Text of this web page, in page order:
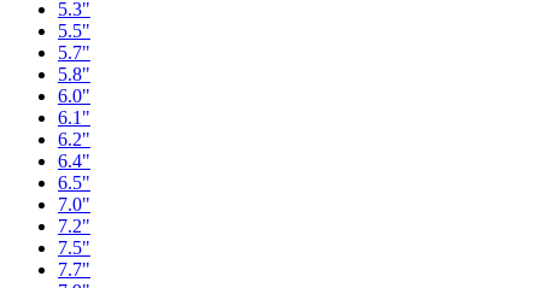
5.3"
5.5"
5.7"
5.8"
6.0"
6.1"
6.2"
6.4"
6.5"
7.0"
7.2"
7.5"
7.7"